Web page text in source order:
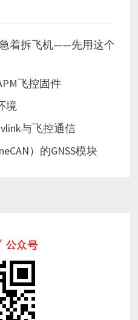
着拆飞机——先用这个
飞控固件
境
与飞控通信
）的GNSS模块